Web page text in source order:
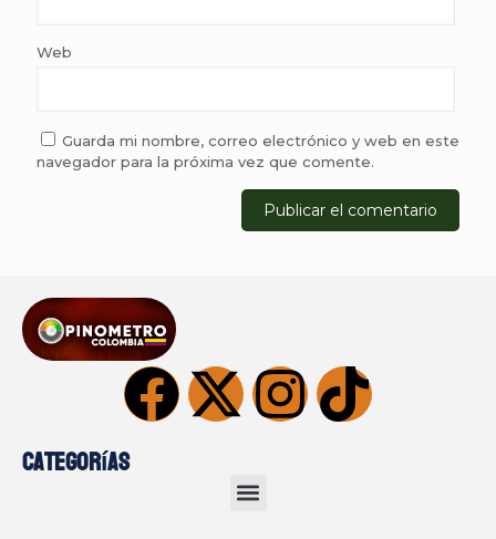
Web
Guarda mi nombre, correo electrónico y web en este
navegador para la próxima vez que comente.
Categorías